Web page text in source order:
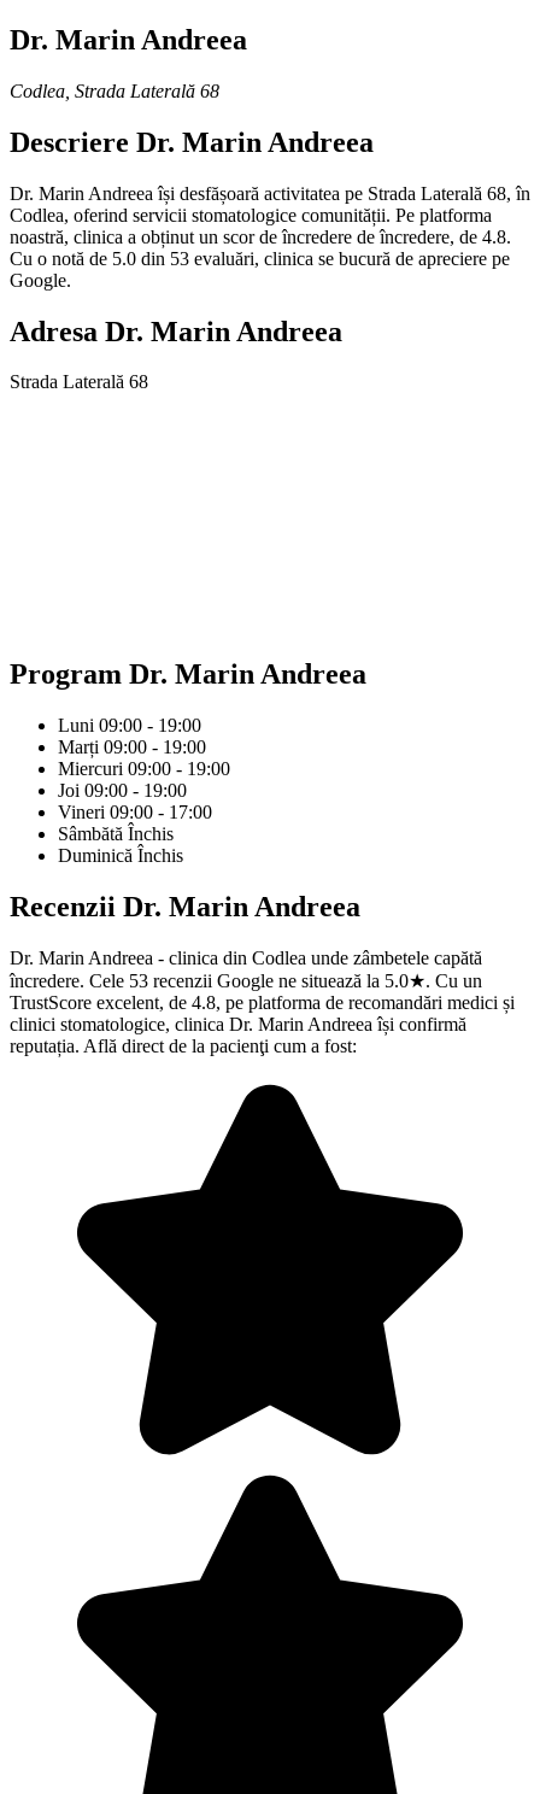
Dr. Marin Andreea
Codlea Strada Laterală 68
Descriere Dr. Marin Andreea
Dr. Marin Andreea își desfășoară activitatea pe Strada Laterală 68, în
Codlea, oferind servicii stomatologice comunității. Pe platforma
noastră, clinica a obținut un scor de încredere de încredere, de 4.8.
Cu o notă de 5.0 din 53 evaluări, clinica se bucură de apreciere pe
Google.
Adresa Dr. Marin Andreea
Strada Laterală 68
Program Dr. Marin Andreea
Luni 09:00 - 19:00
Marți 09:00 - 19:00
Miercuri 09:00 - 19:00
Joi 09:00 - 19:00
Vineri 09:00 - 17:00
Sâmbătă Închis
Duminică Închis
Recenzii Dr. Marin Andreea
Dr. Marin Andreea - clinica din Codlea unde zâmbetele capătă
încredere. Cele 53 recenzii Google ne situează la 5.0★. Cu un
TrustScore excelent, de 4.8, pe platforma de recomandări medici și
clinici stomatologice, clinica Dr. Marin Andreea își confirmă
reputația. Află direct de la pacienţi cum a fost: